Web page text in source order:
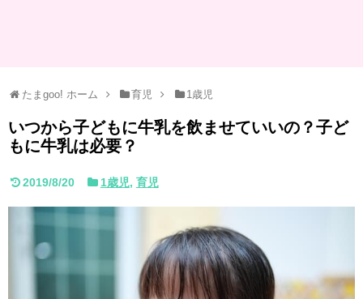
たまgoo! ホーム 育児 1歳児
いつから子どもに牛乳を飲ませていいの？子ど
もに牛乳は必要？
2019/8/20 1歳児, 育児